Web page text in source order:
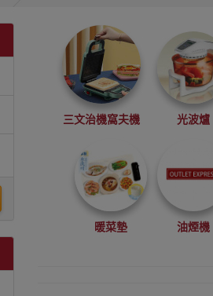
三文治機窩夫機 光波爐
暖菜墊 油煙機